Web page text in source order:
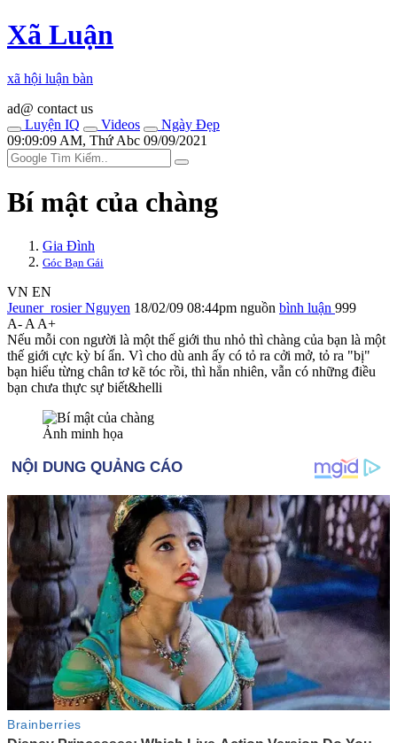
Xã Luận
xã hội luận bàn
ad@ contact us
Luyện IQ
Videos
Ngày Đẹp
09:09:09 AM, Thứ Abc 09/09/2021
Bí mật của chàng
Gia Đình
Góc Bạn Gái
VN EN
Jeuner_rosier Nguyen 18/02/09 08:44pm nguồn bình luận 999
A- A A+
Nếu mỗi con người là một thế giới thu nhỏ thì chàng của bạn là một
thế giới cực kỳ bí ẩn. Vì cho dù anh ấy có tỏ ra cởi mở, tỏ ra "bị"
bạn hiểu từng chân tơ kẽ tóc rồi, thì hẳn nhiên, vẫn có những điều
bạn chưa thực sự biết&helli
Ảnh minh họa